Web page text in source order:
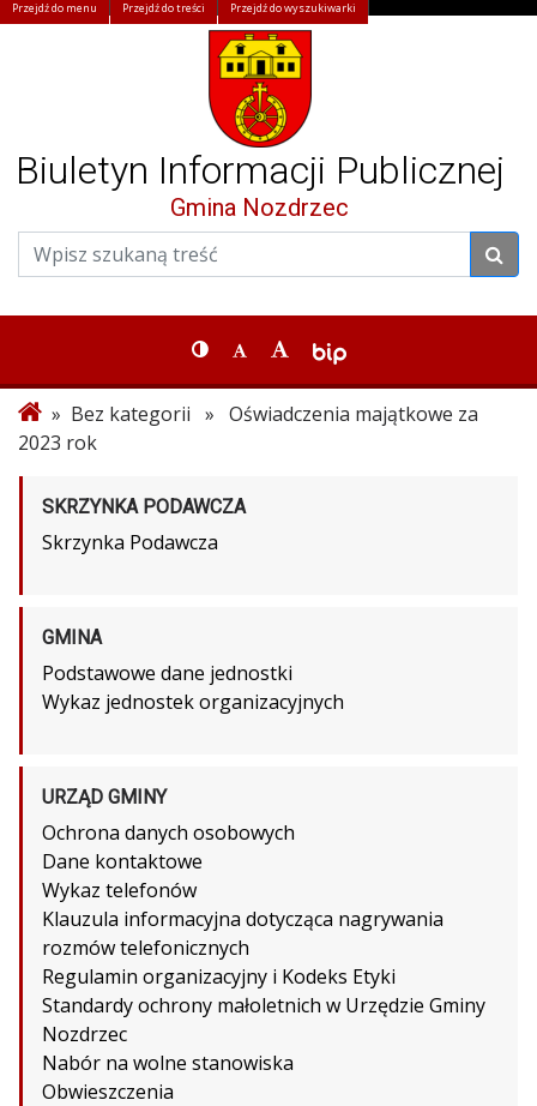
Przejdź do menu Przejdź do treści Przejdź do wyszukiwarki
Biuletyn Informacji Publicznej
Gmina Nozdrzec
» Bez kategorii » Oświadczenia majątkowe za
2023 rok
SKRZYNKA PODAWCZA
Skrzynka Podawcza
GMINA
Podstawowe dane jednostki
Wykaz jednostek organizacyjnych
URZĄD GMINY
Ochrona danych osobowych
Dane kontaktowe
Wykaz telefonów
Klauzula informacyjna dotycząca nagrywania
rozmów telefonicznych
Regulamin organizacyjny i Kodeks Etyki
Standardy ochrony małoletnich w Urzędzie Gminy
Nozdrzec
Nabór na wolne stanowiska
Obwieszczenia